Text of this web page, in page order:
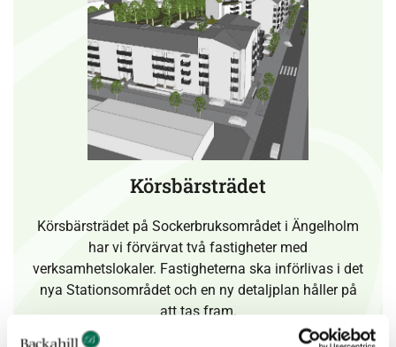
Körsbärsträdet
Körsbärsträdet på Sockerbruksområdet i Ängelholm
har vi förvärvat två fastigheter med
verksamhetslokaler. Fastigheterna ska införlivas i det
nya Stationsområdet och en ny detaljplan håller på
att tas fram.